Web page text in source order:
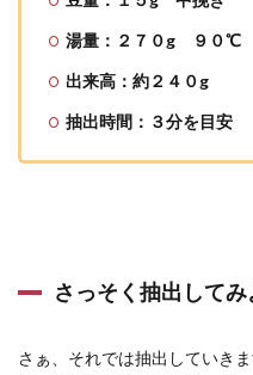
湯量：２７０g ９０℃
出来高：約２４０g
抽出時間：３分を目安
さっそく抽出してみ
さぁ、それでは抽出していき